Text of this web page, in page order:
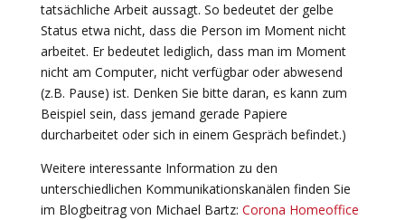
tatsächliche Arbeit aussagt. So bedeutet der gelbe
Status etwa nicht, dass die Person im Moment nicht
arbeitet. Er bedeutet lediglich, dass man im Moment
nicht am Computer, nicht verfügbar oder abwesend
(z.B. Pause) ist. Denken Sie bitte daran, es kann zum
Beispiel sein, dass jemand gerade Papiere
durcharbeitet oder sich in einem Gespräch befindet.)
Weitere interessante Information zu den
unterschiedlichen Kommunikationskanälen finden Sie
im Blogbeitrag von Michael Bartz: Corona Homeoffice